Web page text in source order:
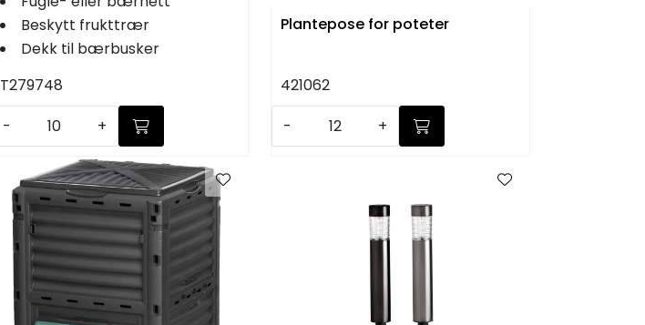
Beskytt frukttrær
Dekk til bærbusker
T279748
-
+
Plantepose for poteter
421062
-
+